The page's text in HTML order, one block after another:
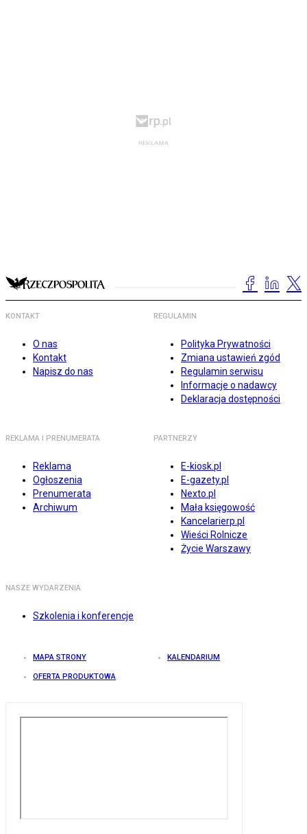
KONTAKT
O nas
Kontakt
Napisz do nas
REGULAMIN
Polityka Prywatności
Zmiana ustawień zgód
Regulamin serwisu
Informacje o nadawcy
Deklaracja dostępności
REKLAMA I PRENUMERATA
Reklama
Ogłoszenia
Prenumerata
Archiwum
PARTNERZY
E-kiosk.pl
E-gazety.pl
Nexto.pl
Mała księgowość
Kancelarierp.pl
Wieści Rolnicze
Życie Warszawy
NASZE WYDARZENIA
Szkolenia i konferencje
MAPA STRONY KALENDARIUM
OFERTA PRODUKTOWA